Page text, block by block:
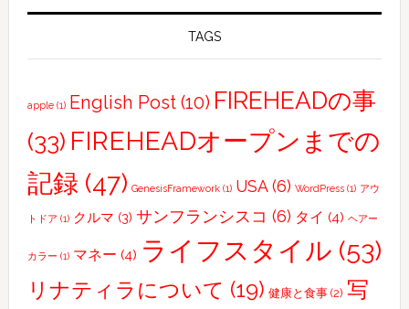
旅
行
記〜
の
３〜
か
た！
北
温
TAGS
apple(1) English Post(10) FIREHEADの事
(33) FIREHEADオープンまでの
記録 (47) GenesisFramework(1) USA(6) WordPress(1) アウ
トドア (1) クルマ (3) サンフランシスコ (6) タイ (4) ヘアー
カラー (1) マネー (4) ライフスタイル (53)
リナティラについて (19) 健康と食事(2) 写